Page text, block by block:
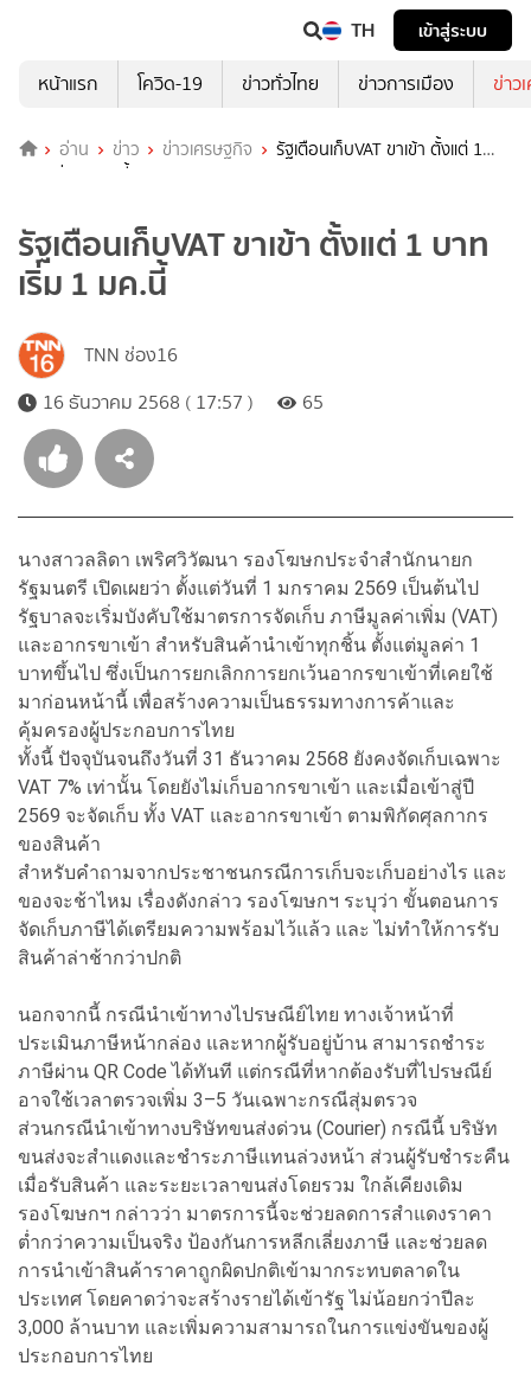
TH
เข้าสู่ระบบ
หน้าแรก
โควิด-19 ข่าวทั่วไทย ข่าวการเมือง ข่าว
อ่าน ข่าว ข่าวเศรษฐกิจ
รัฐเตือนเก็บVAT ขาเข้า ตั้งแต่ 1
บาท เริ่ม 1 มค.นี้
รัฐเตือนเก็บVAT ขาเข้า ตั้งแต่ 1 บาท
เริ่ม 1 มค.นี้
TNN ช่อง16
16 ธันวาคม 2568 ( 17:57 )
65
นางสาวลลิดา เพริศวิวัฒนา รองโฆษกประจำสำนักนายก
รัฐมนตรี เปิดเผยว่า ตั้งแต่วันที่ 1 มกราคม 2569 เป็นต้นไป
รัฐบาลจะเริ่มบังคับใช้มาตรการจัดเก็บ ภาษีมูลค่าเพิ่ม (VAT)
และอากรขาเข้า สำหรับสินค้านำเข้าทุกชิ้น ตั้งแต่มูลค่า 1
บาทขึ้นไป ซึ่งเป็นการยกเลิกการยกเว้นอากรขาเข้าที่เคยใช้
มาก่อนหน้านี้ เพื่อสร้างความเป็นธรรมทางการค้าและ
คุ้มครองผู้ประกอบการไทย
ทั้งนี้ ปัจจุบันจนถึงวันที่ 31 ธันวาคม 2568 ยังคงจัดเก็บเฉพาะ
VAT 7% เท่านั้น โดยยังไม่เก็บอากรขาเข้า และเมื่อเข้าสู่ปี
2569 จะจัดเก็บ ทั้ง VAT และอากรขาเข้า ตามพิกัดศุลกากร
ของสินค้า
สำหรับคำถามจากประชาชนกรณีการเก็บจะเก็บอย่างไร และ
ของจะช้าไหม เรื่องดังกล่าว รองโฆษกฯ ระบุว่า ขั้นตอนการ
จัดเก็บภาษีได้เตรียมความพร้อมไว้แล้ว และ ไม่ทำให้การรับ
สินค้าล่าช้ากว่าปกติ
นอกจากนี้ กรณีนำเข้าทางไปรษณีย์ไทย ทางเจ้าหน้าที่
ประเมินภาษีหน้ากล่อง และหากผู้รับอยู่บ้าน สามารถชำระ
ภาษีผ่าน QR Code ได้ทันที แต่กรณีที่หากต้องรับที่ไปรษณีย์
อาจใช้เวลาตรวจเพิ่ม 3–5 วันเฉพาะกรณีสุ่มตรวจ
ส่วนกรณีนำเข้าทางบริษัทขนส่งด่วน (Courier) กรณีนี้ บริษัท
ขนส่งจะสำแดงและชำระภาษีแทนล่วงหน้า ส่วนผู้รับชำระคืน
เมื่อรับสินค้า และระยะเวลาขนส่งโดยรวม ใกล้เคียงเดิม
รองโฆษกฯ กล่าวว่า มาตรการนี้จะช่วยลดการสำแดงราคา
ต่ำกว่าความเป็นจริง ป้องกันการหลีกเลี่ยงภาษี และช่วยลด
การนำเข้าสินค้าราคาถูกผิดปกติเข้ามากระทบตลาดใน
ประเทศ โดยคาดว่าจะสร้างรายได้เข้ารัฐ ไม่น้อยกว่าปีละ
3,000 ล้านบาท และเพิ่มความสามารถในการแข่งขันของผู้
ประกอบการไทย